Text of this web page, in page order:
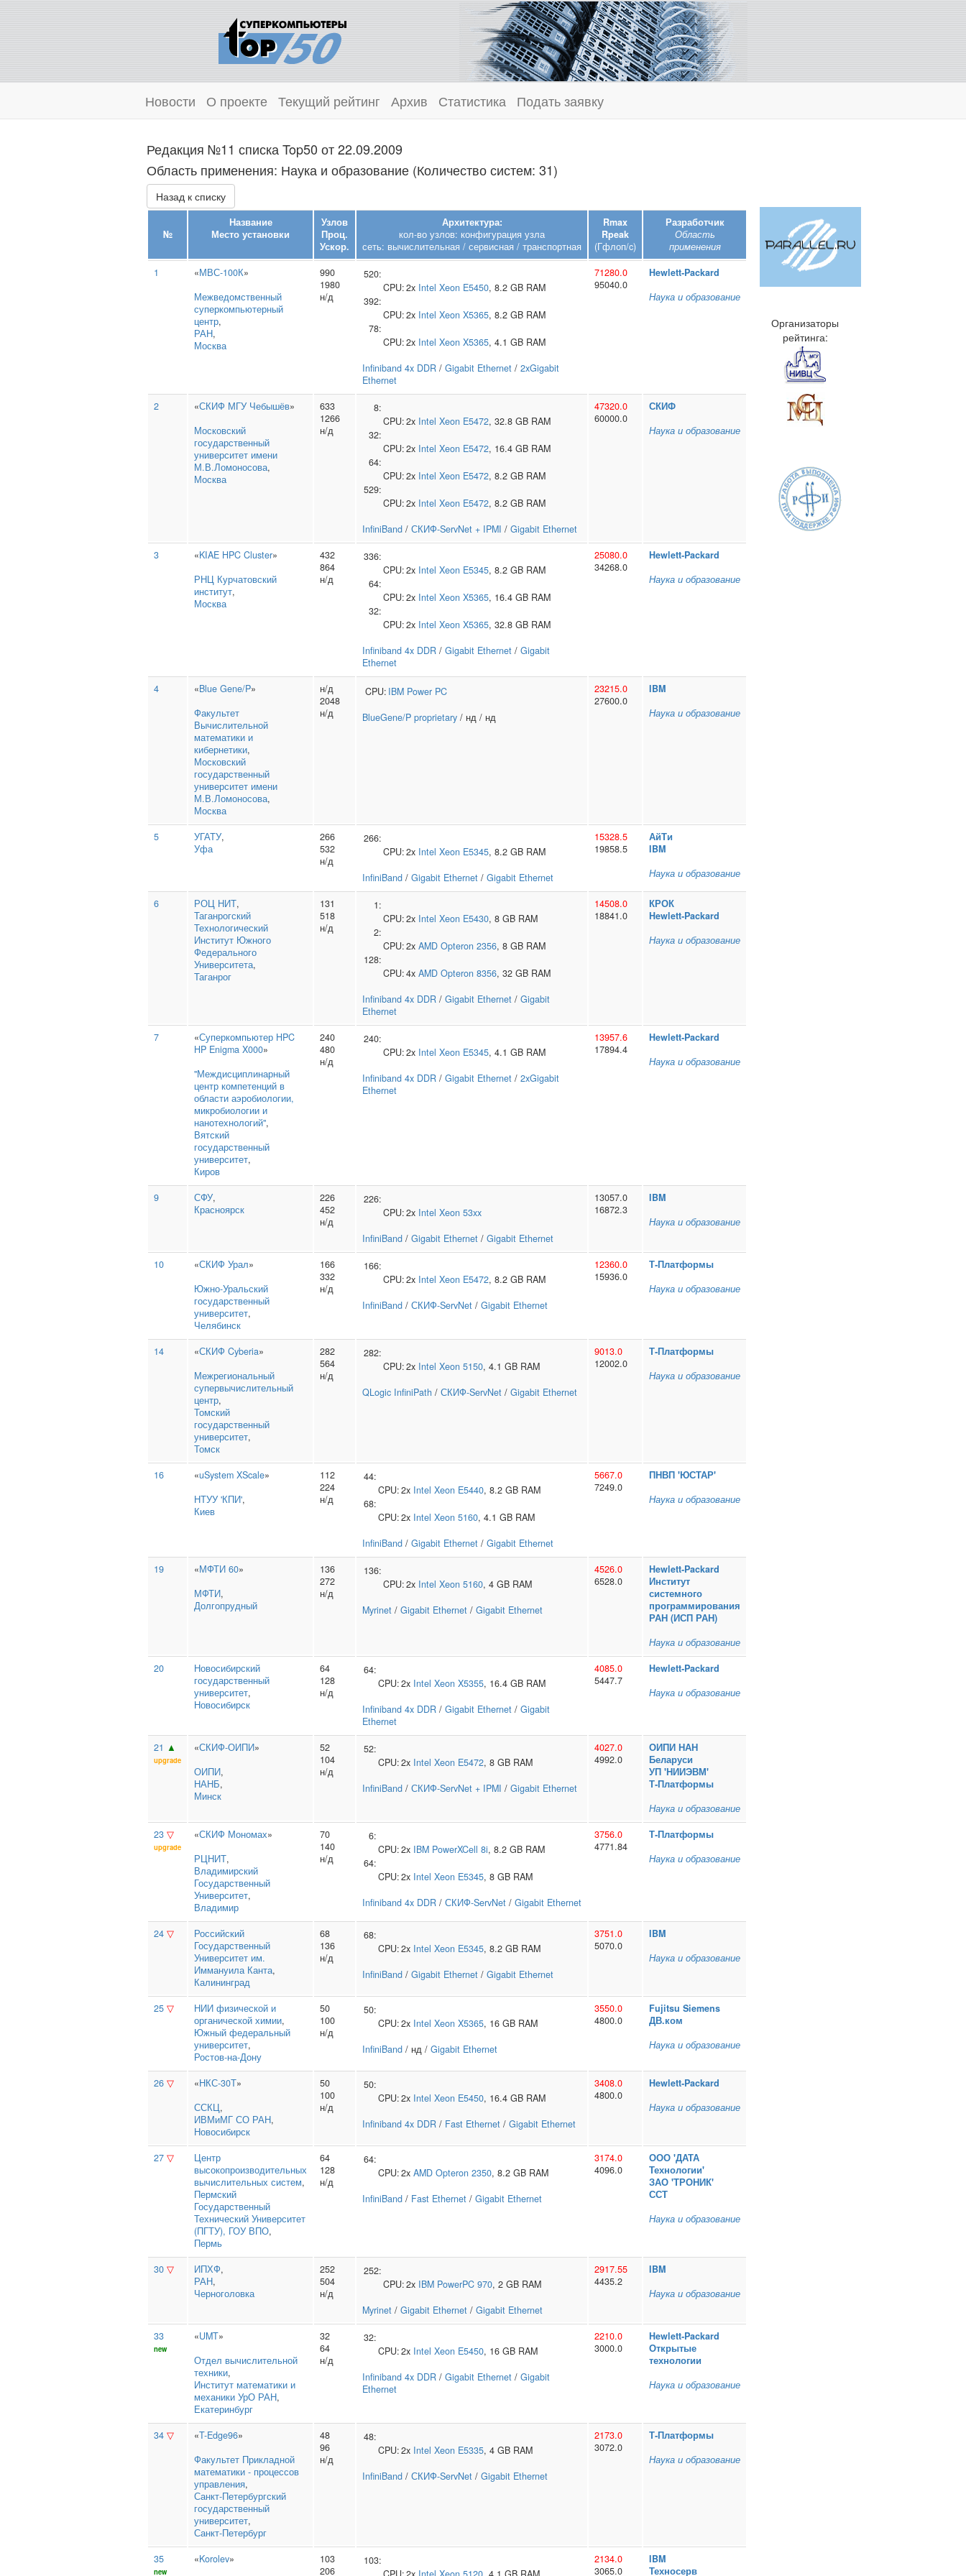
Новости О проекте Текущий рейтинг Архив Статистика Подать заявку
Редакция №11 списка Top50 от 22.09.2009
Область применения: Наука и образование (Количество систем: 31)
Назад к списку
№
Название
Место установки
Узлов
Проц.
Ускор.
Архитектура:
кол-во узлов: конфигурация узла
сеть: вычислительная / сервисная / транспортная
Rmax
Rpeak
(Гфлоп/c)
Разработчик
Область
применения
1
«МВС-100К»
Межведомственный
суперкомпьютерный
центр,
РАН,
Москва
990
1980
н/д
520:
CPU:2x Intel Xeon E5450, 8.2 GB RAM
392:
CPU:2x Intel Xeon X5365, 8.2 GB RAM
78:
CPU:2x Intel Xeon X5365, 4.1 GB RAM
Infiniband 4x DDR / Gigabit Ethernet / 2xGigabit
Ethernet
71280.0
95040.0
Hewlett‑Packard
Наука и образование
2 «СКИФ МГУ Чебышёв»
Московский
государственный
университет имени
М.В.Ломоносова,
Москва
633
1266
н/д
8:
CPU:2x Intel Xeon E5472, 32.8 GB RAM
32:
CPU:2x Intel Xeon E5472, 16.4 GB RAM
64:
CPU:2x Intel Xeon E5472, 8.2 GB RAM
529:
CPU:2x Intel Xeon E5472, 8.2 GB RAM
InfiniBand / СКИФ-ServNet + IPMI / Gigabit Ethernet
47320.0
60000.0
СКИФ
Наука и образование
3 «KIAE HPC Cluster»
РНЦ Курчатовский
институт,
Москва
432
864
н/д
336:
CPU:2x Intel Xeon E5345, 8.2 GB RAM
64:
CPU:2x Intel Xeon X5365, 16.4 GB RAM
32:
CPU:2x Intel Xeon X5365, 32.8 GB RAM
Infiniband 4x DDR / Gigabit Ethernet / Gigabit
Ethernet
25080.0
34268.0
Hewlett‑Packard
Наука и образование
4 «Blue Gene/P»
Факультет
Вычислительной
математики и
кибернетики,
Московский
государственный
университет имени
М.В.Ломоносова,
Москва
н/д
2048
н/д
CPU: IBM Power PC
BlueGene/P proprietary / нд / нд
23215.0
27600.0
IBM
Наука и образование
5 УГАТУ,
Уфа
266
532
н/д
266:
CPU:2x Intel Xeon E5345, 8.2 GB RAM
InfiniBand / Gigabit Ethernet / Gigabit Ethernet
15328.5
19858.5
АйТи
IBM
Наука и образование
6 РОЦ НИТ,
Таганрогский
Технологический
Институт Южного
Федерального
Университета,
Таганрог
131
518
н/д
1:
CPU:2x Intel Xeon E5430, 8 GB RAM
2:
CPU:2x AMD Opteron 2356, 8 GB RAM
128:
CPU:4x AMD Opteron 8356, 32 GB RAM
Infiniband 4x DDR / Gigabit Ethernet / Gigabit
Ethernet
14508.0
18841.0
КРОК
Hewlett‑Packard
Наука и образование
7 «Суперкомпьютер HPC
HP Enigma X000»
"Междисциплинарный
центр компетенций в
области аэробиологии,
микробиологии и
нанотехнологий",
Вятский
государственный
университет,
Киров
240
480
н/д
240:
CPU:2x Intel Xeon E5345, 4.1 GB RAM
Infiniband 4x DDR / Gigabit Ethernet / 2xGigabit
Ethernet
13957.6
17894.4
Hewlett‑Packard
Наука и образование
9 СФУ,
Красноярск
226
452
н/д
226:
CPU:2x Intel Xeon 53xx
InfiniBand / Gigabit Ethernet / Gigabit Ethernet
13057.0
16872.3
IBM
Наука и образование
10 «СКИФ Урал»
Южно‑Уральский
государственный
университет,
Челябинск
166
332
н/д
166:
CPU:2x Intel Xeon E5472, 8.2 GB RAM
InfiniBand / СКИФ-ServNet / Gigabit Ethernet
12360.0
15936.0
Т‑Платформы
Наука и образование
14 «СКИФ Cyberia»
Межрегиональный
супервычислительный
центр,
Томский
государственный
университет,
Томск
282
564
н/д
282:
CPU:2x Intel Xeon 5150, 4.1 GB RAM
QLogic InfiniPath / СКИФ-ServNet / Gigabit Ethernet
9013.0
12002.0
Т‑Платформы
Наука и образование
16 «uSystem XScale»
НТУУ 'КПИ',
Киев
112
224
н/д
44:
CPU:2x Intel Xeon E5440, 8.2 GB RAM
68:
CPU:2x Intel Xeon 5160, 4.1 GB RAM
InfiniBand / Gigabit Ethernet / Gigabit Ethernet
5667.0
7249.0
ПНВП 'ЮСТАР'
Наука и образование
19 «МФТИ 60»
МФТИ,
Долгопрудный
136
272
н/д
136:
CPU:2x Intel Xeon 5160, 4 GB RAM
Myrinet / Gigabit Ethernet / Gigabit Ethernet
4526.0
6528.0
Hewlett‑Packard
Институт
системного
программирования
РАН (ИСП РАН)
Наука и образование
20
Новосибирский
государственный
университет,
Новосибирск
64
128
н/д
64:
CPU:2x Intel Xeon X5355, 16.4 GB RAM
Infiniband 4x DDR / Gigabit Ethernet / Gigabit
Ethernet
4085.0
5447.7
Hewlett‑Packard
Наука и образование
21 ▲
upgrade
«СКИФ-ОИПИ»
ОИПИ,
НАНБ,
Минск
52
104
н/д
52:
CPU:2x Intel Xeon E5472, 8 GB RAM
InfiniBand / СКИФ-ServNet + IPMI / Gigabit Ethernet
4027.0
4992.0
ОИПИ НАН
Беларуси
УП 'НИИЭВМ'
Т‑Платформы
Наука и образование
23 ▽
upgrade
«СКИФ Мономах»
РЦНИТ,
Владимирский
Государственный
Университет,
Владимир
70
140
н/д
6:
CPU:2x IBM PowerXCell 8i, 8.2 GB RAM
64:
CPU:2x Intel Xeon E5345, 8 GB RAM
Infiniband 4x DDR / СКИФ-ServNet / Gigabit Ethernet
3756.0
4771.84
Т‑Платформы
Наука и образование
24 ▽
Российский
Государственный
Университет им.
Иммануила Канта,
Калининград
68
136
н/д
68:
CPU:2x Intel Xeon E5345, 8.2 GB RAM
InfiniBand / Gigabit Ethernet / Gigabit Ethernet
3751.0
5070.0
IBM
Наука и образование
25 ▽
НИИ физической и
органической химии,
Южный федеральный
университет,
Ростов-на-Дону
50
100
н/д
50:
CPU:2x Intel Xeon X5365, 16 GB RAM
InfiniBand / нд / Gigabit Ethernet
3550.0
4800.0
Fujitsu Siemens
ДВ.ком
Наука и образование
26 ▽ «НКС-30Т»
ССКЦ,
ИВМиМГ СО РАН,
Новосибирск
50
100
н/д
50:
CPU:2x Intel Xeon E5450, 16.4 GB RAM
Infiniband 4x DDR / Fast Ethernet / Gigabit Ethernet
3408.0
4800.0
Hewlett‑Packard
Наука и образование
27 ▽
Центр
высокопроизводительных
вычислительных систем,
Пермский
Государственный
Технический Университет
(ПГТУ), ГОУ ВПО,
Пермь
64
128
н/д
64:
CPU:2x AMD Opteron 2350, 8.2 GB RAM
InfiniBand / Fast Ethernet / Gigabit Ethernet
3174.0
4096.0
ООО 'ДАТА
Технологии'
ЗАО 'ТРОНИК'
ССТ
Наука и образование
30 ▽ ИПХФ,
РАН,
Черноголовка
252
504
н/д
252:
CPU:2x IBM PowerPC 970, 2 GB RAM
Myrinet / Gigabit Ethernet / Gigabit Ethernet
2917.55
4435.2
IBM
Наука и образование
33
new
«UMT»
Отдел вычислительной
техники,
Институт математики и
механики УрО РАН,
Екатеринбург
32
64
н/д
32:
CPU:2x Intel Xeon E5450, 16 GB RAM
Infiniband 4x DDR / Gigabit Ethernet / Gigabit
Ethernet
2210.0
3000.0
Hewlett‑Packard
Открытые
технологии
Наука и образование
34 ▽ «T-Edge96»
Факультет Прикладной
математики ‑ процессов
управления,
Санкт‑Петербургский
государственный
университет,
Санкт-Петербург
48
96
н/д
48:
CPU:2x Intel Xeon E5335, 4 GB RAM
InfiniBand / СКИФ-ServNet / Gigabit Ethernet
2173.0
3072.0
Т‑Платформы
Наука и образование
35
new
«Korolev»
103
206
103:
2134.0
3065.0
IBM
Техносерв
Организаторы
рейтинга: